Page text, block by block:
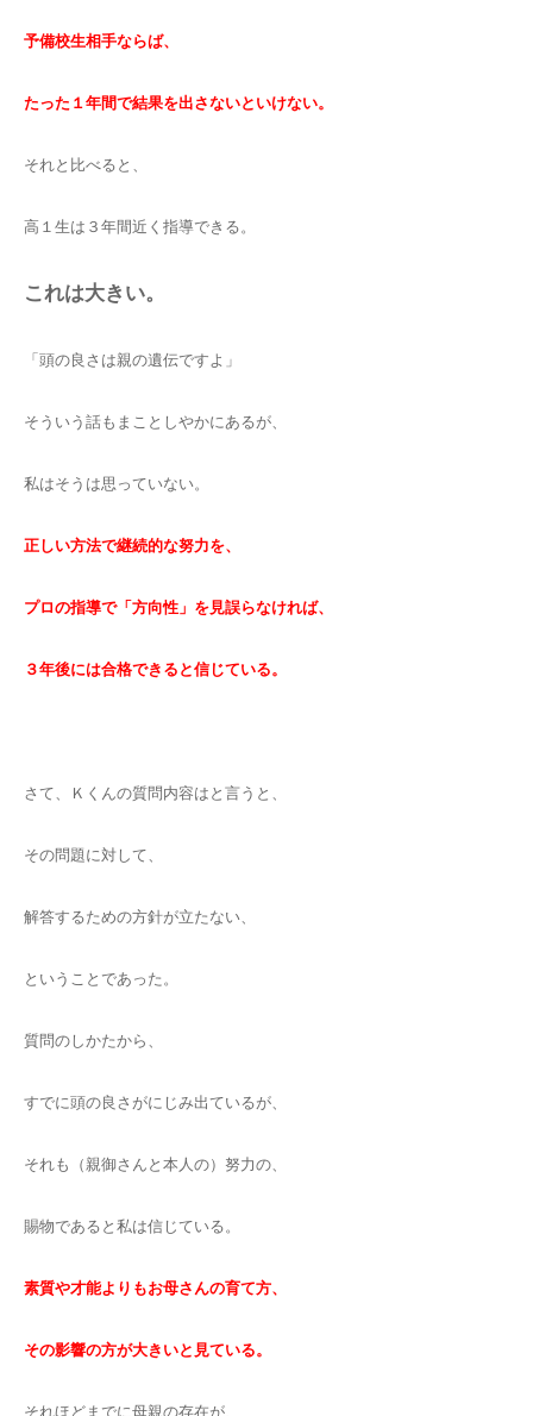
予備校生相手ならば、
たった１年間で結果を出さないといけない。
それと比べると、
高１生は３年間近く指導できる。
これは大きい。
「頭の良さは親の遺伝ですよ」
そういう話もまことしやかにあるが、
私はそうは思っていない。
正しい方法で継続的な努力を、
プロの指導で「方向性」を見誤らなければ、
３年後には合格できると信じている。
さて、Ｋくんの質問内容はと言うと、
その問題に対して、
解答するための方針が立たない、
ということであった。
質問のしかたから、
すでに頭の良さがにじみ出ているが、
それも（親御さんと本人の）努力の、
賜物であると私は信じている。
素質や才能よりもお母さんの育て方、
その影響の方が大きいと見ている。
それほどまでに母親の存在が、